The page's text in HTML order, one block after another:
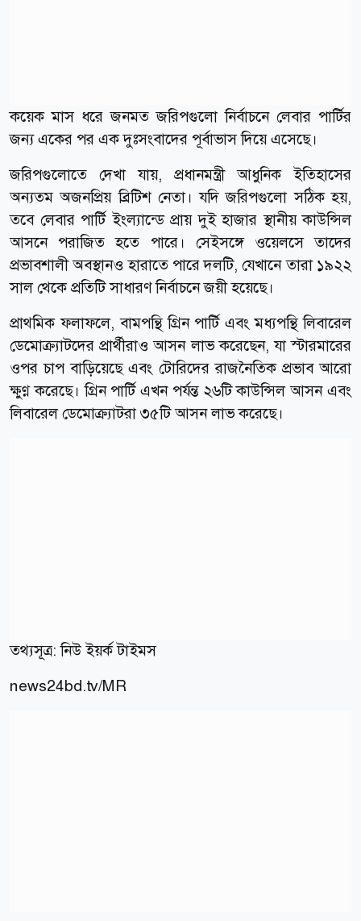
কয়েক মাস ধরে জনমত জরিপগুলো নির্বাচনে লেবার পার্টির
জন্য একের পর এক দুঃসংবাদের পূর্বাভাস দিয়ে এসেছে।
জরিপগুলোতে দেখা যায়, প্রধানমন্ত্রী আধুনিক ইতিহাসের
অন্যতম অজনপ্রিয় ব্রিটিশ নেতা। যদি জরিপগুলো সঠিক হয়,
তবে লেবার পার্টি ইংল্যান্ডে প্রায় দুই হাজার স্থানীয় কাউন্সিল
আসনে পরাজিত হতে পারে। সেইসঙ্গে ওয়েলসে তাদের
প্রভাবশালী অবস্থানও হারাতে পারে দলটি, যেখানে তারা ১৯২২
সাল থেকে প্রতিটি সাধারণ নির্বাচনে জয়ী হয়েছে।
প্রাথমিক ফলাফলে, বামপন্থি গ্রিন পার্টি এবং মধ্যপন্থি লিবারেল
ডেমোক্র্যাটদের প্রার্থীরাও আসন লাভ করেছেন, যা স্টারমারের
ওপর চাপ বাড়িয়েছে এবং টোরিদের রাজনৈতিক প্রভাব আরো
ক্ষুণ্ণ করেছে। গ্রিন পার্টি এখন পর্যন্ত ২৬টি কাউন্সিল আসন এবং
লিবারেল ডেমোক্র্যাটরা ৩৫টি আসন লাভ করেছে।
তথ্যসূত্র: নিউ ইয়র্ক টাইমস
news24bd.tv/MR